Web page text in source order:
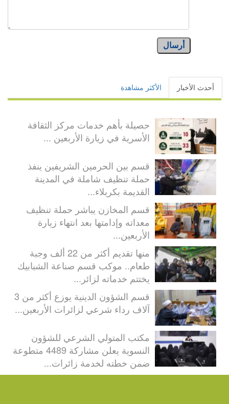
أرسال
أحدث الأخبار الأكثر مشاهدة
حصيلة بأهم خدمات مركز الثقافة
الأسرية في زيارة الأربعين ...
قسم بين الحرمين الشريفين ينفذ
حملة تنظيف شاملة في المدينة
القديمة بكربلاء...
قسم المخازن يباشر حملة تنظيف
معداته وإدامتها بعد انتهاء زيارة
الأربعين...
منها تقديم أكثر من 22 ألف وجبة
طعام.. موكب قسم صناعة الشبابيك
يختتم خدماته لزائر...
قسم الشؤون الدينية يوزع أكثر من 3
آلاف رداء شرعي لزائرات الأربعين...
مكتب المتولي الشرعي للشؤون
النسوية يعلن مشاركة 4489 متطوعة
ضمن خطته لخدمة زائرات...